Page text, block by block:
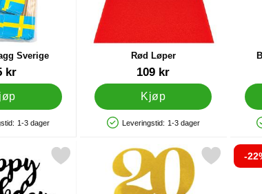
Sverige
kr
På lager
1-3 dager
Rød Løper
Varenummer 39041
109 kr
Kjøp
Produkttilgjengelighet: På lager
Leveringstid: 1-3 dager
Cake Topper Svart som favorittMerk cake Topper Gull 20 som
-